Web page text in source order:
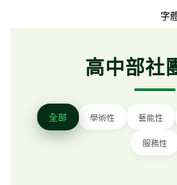
常見問題
字
高中部社
全部 學術性 藝能性
服務性